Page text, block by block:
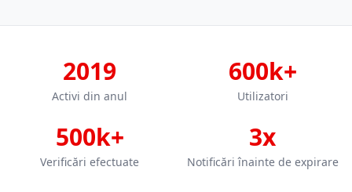
2019
Activi din anul
600k+
Utilizatori
500k+
Verificări efectuate
3x
Notificări înainte de expirare